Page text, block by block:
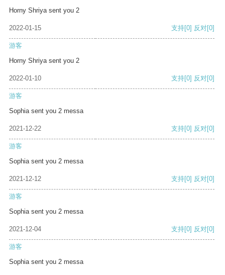
Horny Shriya sent you 2
2022-01-15 支持[0] 反对[0]
游客
Horny Shriya sent you 2
2022-01-10 支持[0] 反对[0]
游客
Sophia sent you 2 messa
2021-12-22 支持[0] 反对[0]
游客
Sophia sent you 2 messa
2021-12-12 支持[0] 反对[0]
游客
Sophia sent you 2 messa
2021-12-04 支持[0] 反对[0]
游客
Sophia sent you 2 messa